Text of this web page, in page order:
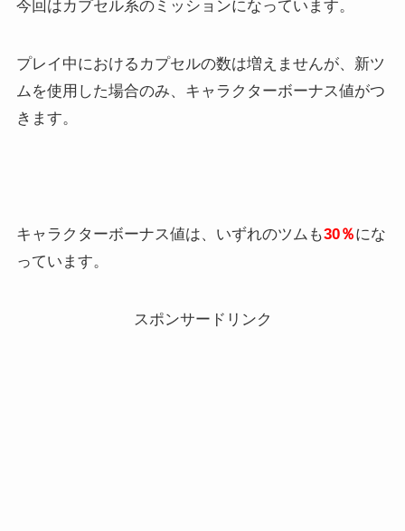
今回はカプセル系のミッションになっています。
プレイ中におけるカプセルの数は増えませんが、新ツ
ムを使用した場合のみ、キャラクターボーナス値がつ
きます。
キャラクターボーナス値は、いずれのツムも30％にな
っています。
スポンサードリンク